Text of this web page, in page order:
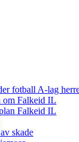
fotball A-lag
om Falkeid IL
Falkeid IL
skade